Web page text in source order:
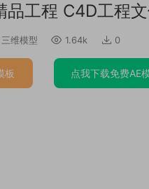
工程 C4D工程
三维模型 1.64k 0
板 点我下载免费AE